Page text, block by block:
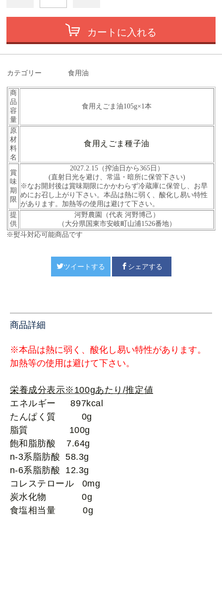
カートに入れる
カテゴリー 食用油
商
品
容
量
食用えごま油105g×1本
原
材
料
名
食用えごま種子油
賞
味
期
限
2027.2.15（搾油日から365日）
(直射日光を避け、 常温・暗所に保管下さい)
※なお開封後は賞味期限にかかわらず冷蔵庫に保管し、お早
めにお召し上がり下さい。本品は熱に弱く、酸化し易い特性
があります。加熱等の使用は避けて下さい。
提
供
河野農園（代表 河野博己）
（大分県国東市安岐町山浦1526番地）
※熨斗対応可能商品です
ツイートする シェアする
商品詳細
※本品は熱に弱く、酸化し易い特性があります。
加熱等の使用は避けて下さい。
栄養成分表示※100gあたり/推定値
エネルギー 897kcal
たんぱく質 0g
脂質 100g
飽和脂肪酸 7.64g
n-3系脂肪酸 58.3g
n-6系脂肪酸 12.3g
コレステロール 0mg
炭水化物 0g
食塩相当量 0g